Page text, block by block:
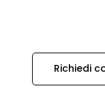
Richiedi